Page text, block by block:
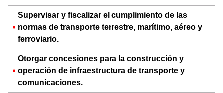
Supervisar y fiscalizar el cumplimiento de las
normas de transporte terrestre, marítimo, aéreo y
ferroviario.
Otorgar concesiones para la construcción y
operación de infraestructura de transporte y
comunicaciones.